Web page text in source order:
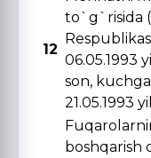
12
to`g`risida
06.05.1993
son,
21.05.1993
boshqarish